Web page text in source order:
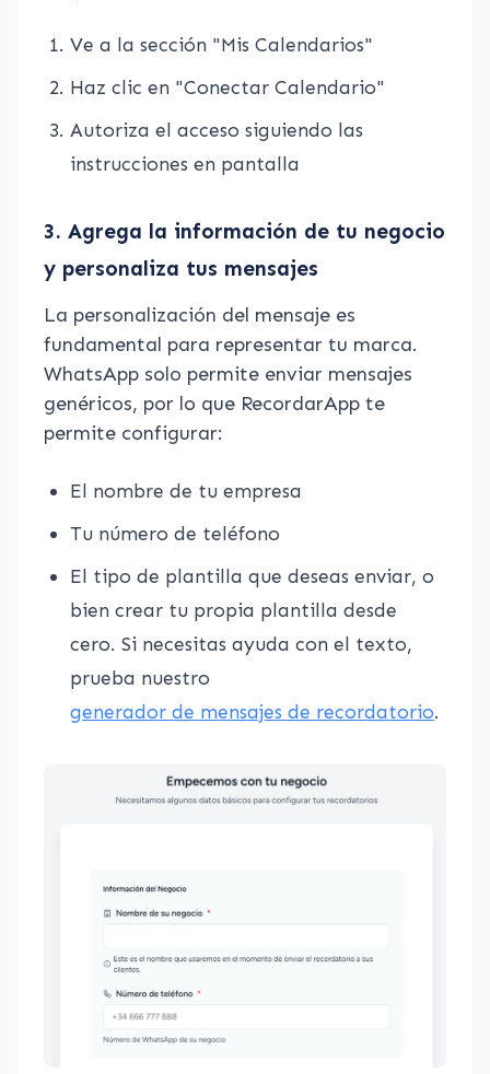
Ve a la sección "Mis Calendarios"
Haz clic en "Conectar Calendario"
Autoriza el acceso siguiendo las
instrucciones en pantalla
3. Agrega la información de tu negocio
y personaliza tus mensajes
La personalización del mensaje es
fundamental para representar tu marca.
WhatsApp solo permite enviar mensajes
genéricos, por lo que RecordarApp te
permite configurar:
El nombre de tu empresa
Tu número de teléfono
El tipo de plantilla que deseas enviar, o
bien crear tu propia plantilla desde
cero. Si necesitas ayuda con el texto,
prueba nuestro
generador de mensajes de recordatorio.